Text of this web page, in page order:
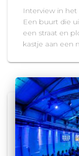
Interview in
Een buurt die
een straat en
kastje aan een